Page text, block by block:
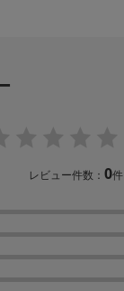
レビュー件数：0件